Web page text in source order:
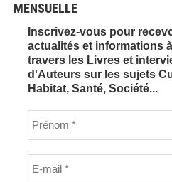
MENSUELLE
Inscrivez-vous pour
actualités et informations à
travers les Livres et
d'Auteurs sur les sujets
Habitat, Santé, Société...